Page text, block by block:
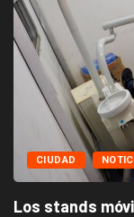
CIUDAD
Los stands